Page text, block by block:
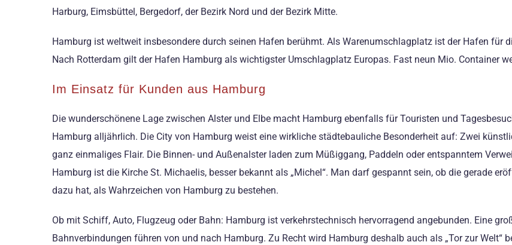
Harburg, Eimsbüttel, Bergedorf, der Bezirk Nord und der Bezirk Mitte.
Hamburg ist weltweit insbesondere durch seinen Hafen berühmt. Als Warenumschlagplatz ist der Hafen für
Nach Rotterdam gilt der Hafen Hamburg als wichtigster Umschlagplatz Europas. Fast neun Mio. Container
Im Einsatz für Kunden aus Hamburg
Die wunderschönene Lage zwischen Alster und Elbe macht Hamburg ebenfalls für Touristen und
Hamburg alljährlich. Die City von Hamburg weist eine wirkliche städtebauliche Besonderheit auf: Zwei
ganz einmaliges Flair. Die Binnen- und Außenalster laden zum Müßiggang, Paddeln oder entspanntem
Hamburg ist die Kirche St. Michaelis, besser bekannt als „Michel“. Man darf gespannt sein, ob die gerade
dazu hat, als Wahrzeichen von Hamburg zu bestehen.
Ob mit Schiff, Auto, Flugzeug oder Bahn: Hamburg ist verkehrstechnisch hervorragend angebunden. Eine
Bahnverbindungen führen von und nach Hamburg. Zu Recht wird Hamburg deshalb auch als „Tor zur Welt“